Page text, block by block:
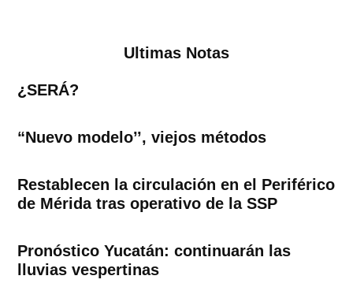
Ultimas Notas
¿SERÁ?
“Nuevo modelo’’, viejos métodos
Restablecen la circulación en el Periférico
de Mérida tras operativo de la SSP
Pronóstico Yucatán: continuarán las
lluvias vespertinas